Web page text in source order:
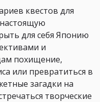
квестов для
для себя Японию
и
похищение,
или превратиться в
загадки на
творческие